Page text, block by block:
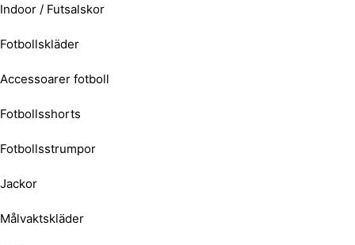
Indoor / Futsalskor
Fotbollskläder
Accessoarer fotboll
Fotbollsshorts
Fotbollsstrumpor
Jackor
Målvaktskläder